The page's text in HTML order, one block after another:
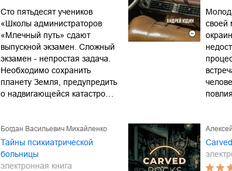
Сто пятьдесят учеников
«Школы администраторов
«Млечный путь» сдают
выпускной экзамен. Сложный
экзамен - непростая задача.
Необходимо сохранить
планету Земля, предупредить
о надвигающейся катастро…
своей
Богдан Васильевич Михайленко
Тайны психиатрической
больницы
электронная книга